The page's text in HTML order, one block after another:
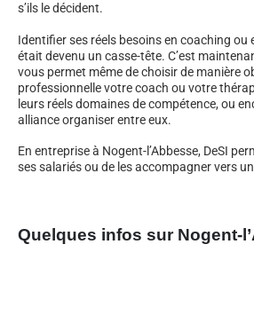
s’ils le décident.
Identifier ses réels besoins en coaching ou
était devenu un casse-tête. C’est
vous permet même de choisir de manière
professionnelle votre coach ou votre
leurs réels domaines de compétence, ou
alliance organiser entre eux.
En entreprise à Nogent-l’Abbesse, DeSI
ses salariés ou de les accompagner vers
Quelques infos sur Nogent-